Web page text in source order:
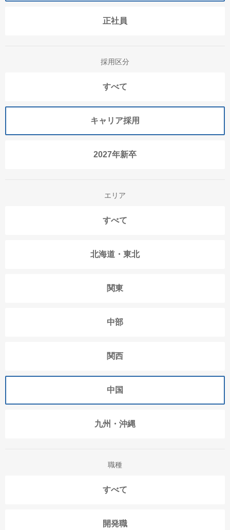
正社員
採用区分
すべて
キャリア採用
2027年新卒
エリア
すべて
北海道・東北
関東
中部
関西
中国
九州・沖縄
職種
すべて
開発職